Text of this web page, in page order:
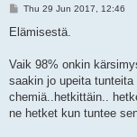
P
s
Thu 29 Jun 2017, 12:46
Elämisestä.
Vaik 98% onkin
saakin jo upeita
chemiä..hetkittäin..
ne hetket kun tuntee